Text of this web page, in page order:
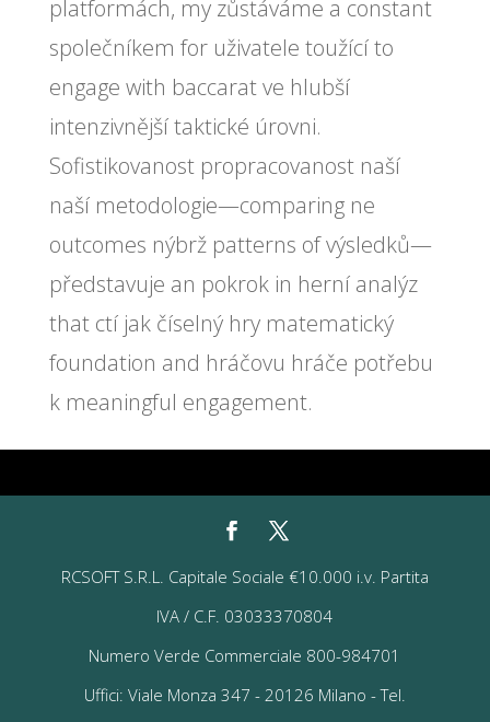
platformách, my zůstáváme a constant
společníkem for uživatele toužící to
engage with baccarat ve hlubší
intenzivnější taktické úrovni.
Sofistikovanost propracovanost naší
naší metodologie—comparing ne
outcomes nýbrž patterns of výsledků—
představuje an pokrok in herní analýz
that ctí jak číselný hry matematický
foundation and hráčovu hráče potřebu
k meaningful engagement.
RCSOFT S.R.L. Capitale Sociale €10.000 i.v. Partita
IVA / C.F. 03033370804
Numero Verde Commerciale 800-984701
Uffici: Viale Monza 347 - 20126 Milano - Tel.